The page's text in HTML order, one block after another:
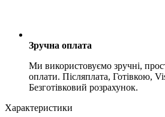
Зручна оплата
Ми використовуємо зручні,
оплати. Післяплата, Готівкою,
Безготівковий розрахунок.
Характеристики